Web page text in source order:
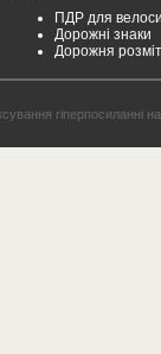
ПДР для
Дорожні знаки
Дорожня
гіперпосиланні